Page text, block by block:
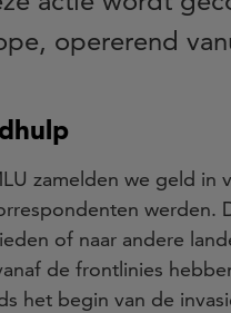
opererend
zamelden we geld
werden.
of naar andere
de frontlinies
het begin van de